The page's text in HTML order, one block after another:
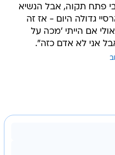
פתח תקוה, אבל הנשיא
גדולה היום - אז זה
אם הייתי 'מכה על
אני לא אדם כזה".